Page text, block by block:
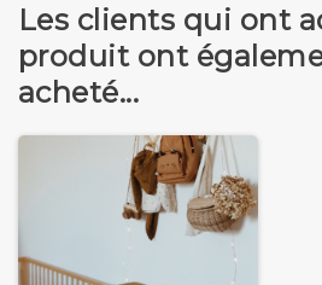
Les clients qui ont
produit ont
acheté...